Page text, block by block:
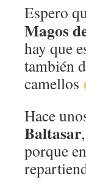
Espero
Magos
hay que
también
camellos
Hace
Baltasar
porque